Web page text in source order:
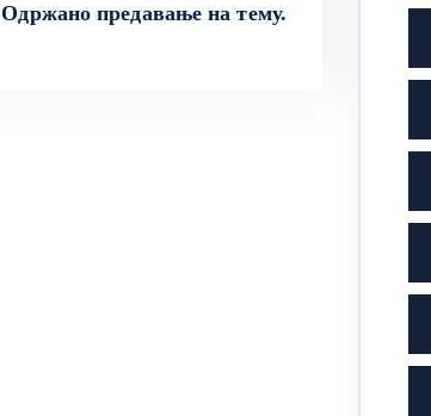
Одржано предавање на тему.